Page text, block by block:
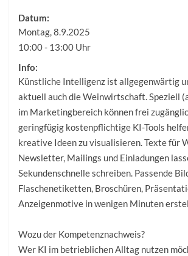
Datum:
Montag, 8.9.2025
10:00 - 13:00 Uhr
Info:
Künstliche Intelligenz ist allgegenwärtig
aktuell auch die Weinwirtschaft. Speziell
im Marketingbereich können frei
geringfügig kostenpflichtige KI-Tools
kreative Ideen zu visualisieren. Texte für
Newsletter, Mailings und Einladungen
Sekundenschnelle schreiben. Passende
Flaschenetiketten, Broschüren,
Anzeigenmotive in wenigen Minuten
Wozu der Kompetenznachweis?
Wer KI im betrieblichen Alltag nutzen